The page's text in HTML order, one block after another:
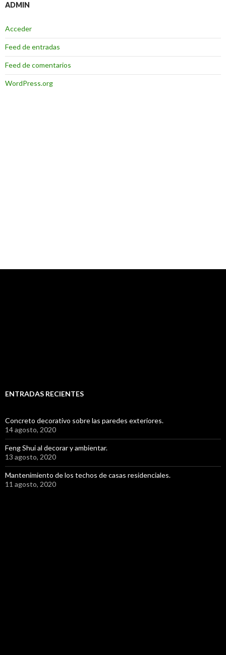
ADMIN
Acceder
Feed de entradas
Feed de comentarios
WordPress.org
ENTRADAS RECIENTES
Concreto decorativo sobre las paredes exteriores.
14 agosto, 2020
Feng Shui al decorar y ambientar.
13 agosto, 2020
Mantenimiento de los techos de casas residenciales.
11 agosto, 2020